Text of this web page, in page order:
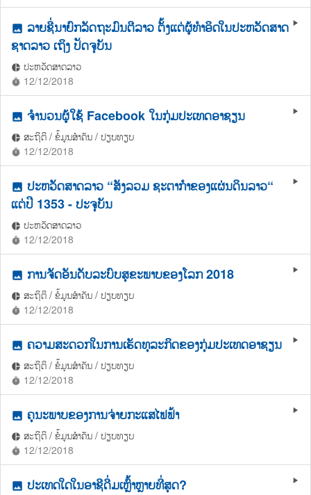
play_arrow
photo ລາຍຊື່ນາຍົກລັດຖະມົນຕີລາວ ຕັ້ງແຕ່ຜູ້ທຳອິດໃນປະຫວັດສາດ
ຊາດລາວ ເຖິງ ປັດຈຸບັນ
pie_chart ປະຫວັດສາດລາວ
timer 12/12/2018
play_arrow
photo ຈໍານວນຜູ້ໃຊ້ Facebook ໃນກຸ່ມປະເທດອາຊຽນ
pie_chart ສະຖິຕິ / ຂໍ້ມູນສຳຄັນ / ປຽບທຽບ
timer 12/12/2018
play_arrow
photo ປະຫວັດສາດລາວ “ສັງລວມ ຊະຕາກຳຂອງແຜ່ນດິນລາວ“
ແຕ່ປີ 1353 - ປະຈຸບັນ
pie_chart ປະຫວັດສາດລາວ
timer 12/12/2018
play_arrow
photo ການຈັດອັນດັບລະບົບສຸຂະພາບຂອງໂລກ 2018
pie_chart ສະຖິຕິ / ຂໍ້ມູນສຳຄັນ / ປຽບທຽບ
timer 12/12/2018
play_arrow
photo ຄວາມສະດວກໃນການເຮັດທຸລະກິດຂອງກຸ່ມປະເທດອາຊຽນ
pie_chart ສະຖິຕິ / ຂໍ້ມູນສຳຄັນ / ປຽບທຽບ
timer 12/12/2018
play_arrow
photo ຄຸນະພາບຂອງການຈ່າຍກະແສໄຟຟ້າ
pie_chart ສະຖິຕິ / ຂໍ້ມູນສຳຄັນ / ປຽບທຽບ
timer 12/12/2018
play_arrow
photo ປະເທດໃດໃນອາຊີດື່ມເຫຼົ້າຫຼາຍທີ່ສຸດ?